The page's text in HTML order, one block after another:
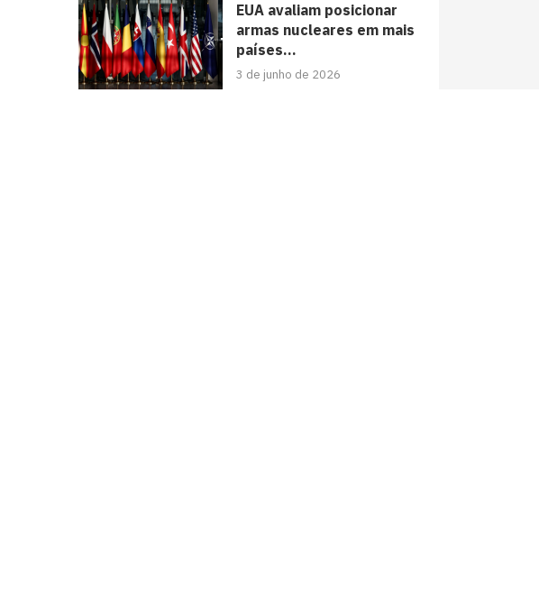
EUA avaliam posicionar
armas nucleares em mais
países...
3 de junho de 2026